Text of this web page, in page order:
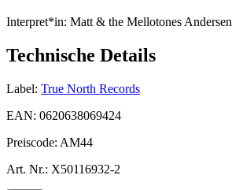
Interpret*in: Matt & the Mellotones Andersen
Technische Details
Label: True North Records
EAN: 0620638069424
Preiscode: AM44
Art. Nr.: X50116932-2